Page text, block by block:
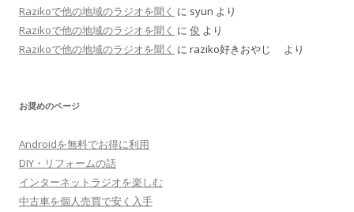
Razikoで他の地域のラジオを聞く に syun より
Razikoで他の地域のラジオを聞く に 俊 より
Razikoで他の地域のラジオを聞く に raziko好きおやじ より
お奨めのページ
Androidを無料でお得に利用
DIY・リフォームの話
インターネットラジオを楽しむ
中古車を個人売買で安く入手